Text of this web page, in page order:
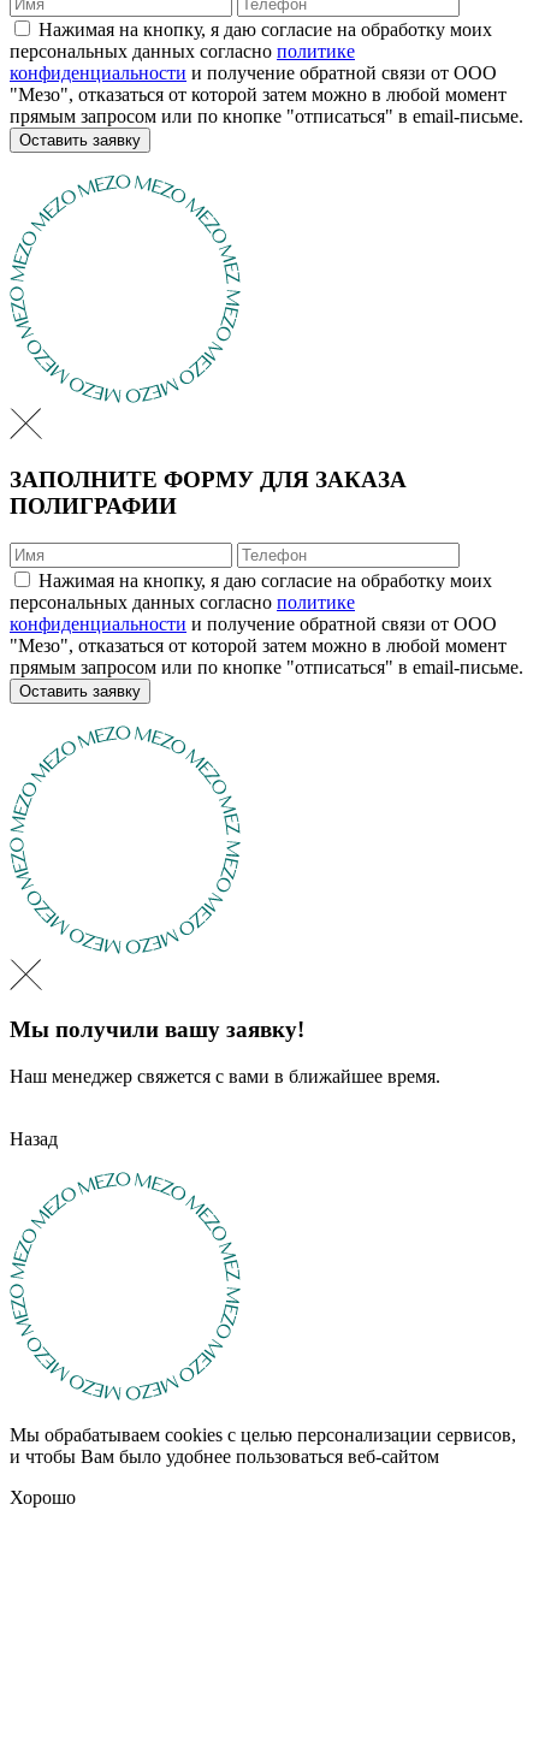
Нажимая на кнопку, я даю согласие на обработку моих
персональных данных согласно политике
конфиденциальности и получение обратной связи от ООО
"Мезо", отказаться от которой затем можно в любой момент
прямым запросом или по кнопке "отписаться" в email-письме.
Оставить заявку
ЗАПОЛНИТЕ ФОРМУ ДЛЯ ЗАКАЗА
ПОЛИГРАФИИ
Нажимая на кнопку, я даю согласие на обработку моих
персональных данных согласно политике
конфиденциальности и получение обратной связи от ООО
"Мезо", отказаться от которой затем можно в любой момент
прямым запросом или по кнопке "отписаться" в email-письме.
Оставить заявку
Мы получили вашу заявку!
Наш менеджер свяжется с вами в ближайшее время.
Назад
Мы обрабатываем cookies с целью персонализации сервисов,
и чтобы Вам было удобнее пользоваться веб-сайтом
Хорошо